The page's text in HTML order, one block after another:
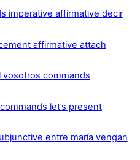
imperative affirmative decir
affirmative attach
vosotros commands
let’s present
entre maría vengan